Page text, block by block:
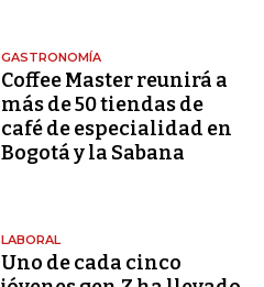
GASTRONOMÍA
Coffee Master reunirá a
más de 50 tiendas de
café de especialidad en
Bogotá y la Sabana
LABORAL
Uno de cada cinco